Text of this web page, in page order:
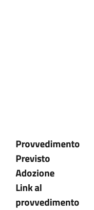
Provvedimento
Previsto
Adozione
Link al
provvedimento